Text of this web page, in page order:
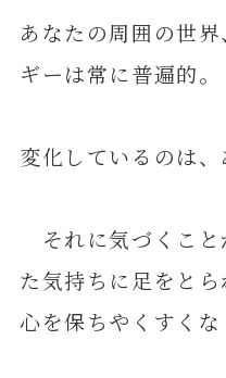
あなたの周囲の世
ギーは常に普遍的。
変化しているのは、
それに気づくこと
た気持ちに足をと
心を保ちやくすくな